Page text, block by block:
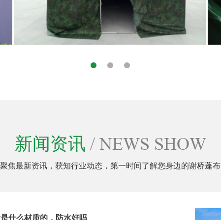
新闻资讯 / NEWS SHOW
聚焦最新资讯，获知行业动态，第一时间了解您身边的谢桥蓬布
的未来发展会怎么样？